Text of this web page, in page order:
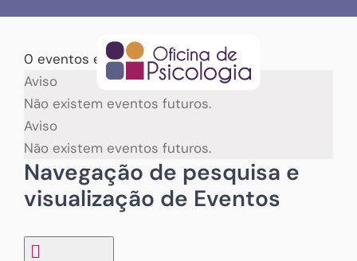
content0 eventos encontrados.
Eventos
for
08/08/2026
Aviso
Não existem eventos futuros.
Aviso
Não existem eventos futuros.
Navegação de pesquisa e
visualização de Eventos